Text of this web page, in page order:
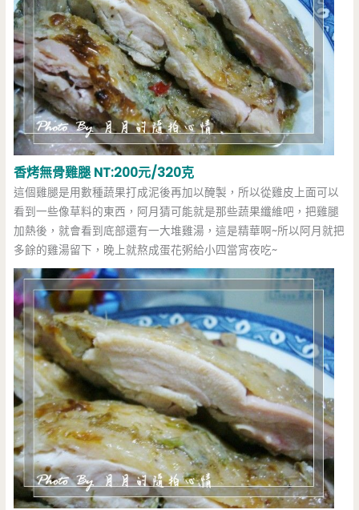
香烤無骨雞腿 NT:200元/320克
這個雞腿是用數種蔬果打成泥後再加以醃製，所以從雞皮上面可以
看到一些像草料的東西，阿月猜可能就是那些蔬果纖維吧，把雞腿
加熱後，就會看到底部還有一大堆雞湯，這是精華啊~所以阿月就把
多餘的雞湯留下，晚上就熬成蛋花粥給小四當宵夜吃~